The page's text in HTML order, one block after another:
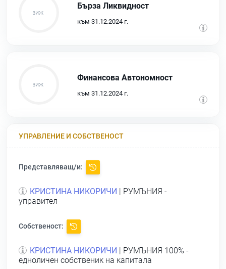
Бърза Ликвидност
към 31.12.2024 г.
Финансова Автономност
към 31.12.2024 г.
УПРАВЛЕНИЕ И СОБСТВЕНОСТ
Представляващ/и:
КРИСТИНА НИКОРИЧИ
| РУМЪНИЯ -
управител
Собственост:
КРИСТИНА НИКОРИЧИ
| РУМЪНИЯ 100% -
едноличен собственик на капитала